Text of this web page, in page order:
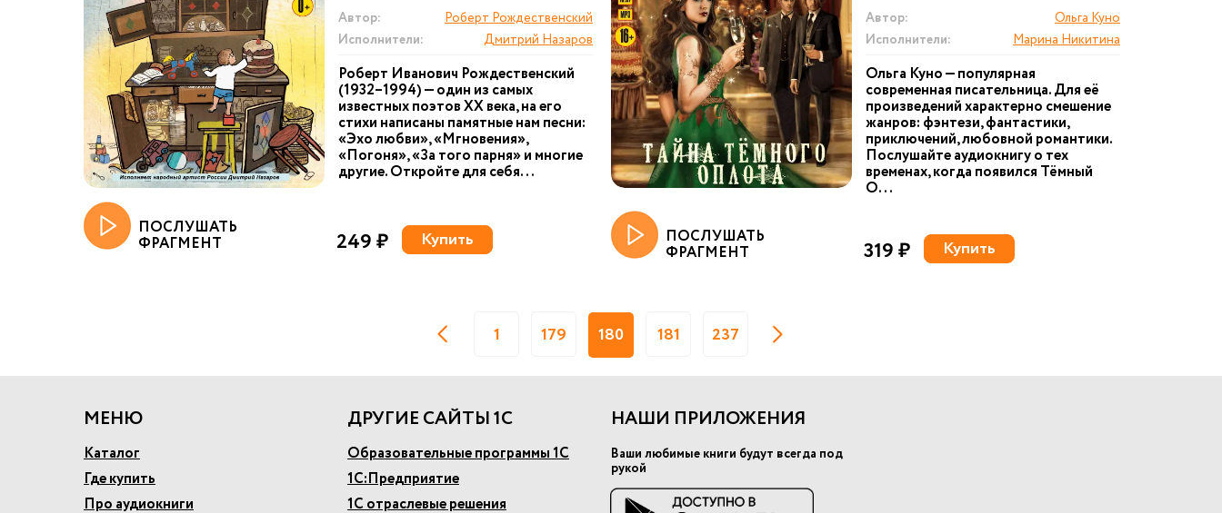
Автор:
Роберт Рождественский
Исполнители:
Дмитрий Назаров
Роберт Иванович Рождественский
(1932–1994) — один из самых
известных поэтов XX века, на его
стихи написаны памятные нам песни:
«Эхо любви», «Мгновения»,
«Погоня», «За того парня» и многие
другие. Откройте для себя...
ПОСЛУШАТЬ
ФРАГМЕНТ 249 ₽ Купить
Автор:
Ольга Куно
Исполнители:
Марина Никитина
Ольга Куно — популярная
современная писательница. Для её
произведений характерно смешение
жанров: фэнтези, фантастики,
приключений, любовной романтики.
Послушайте аудиокнигу о тех
временах, когда появился Тёмный
О...
ПОСЛУШАТЬ
ФРАГМЕНТ 319 ₽ Купить
1 179 180 181 237
МЕНЮ
Каталог
Где купить
Про аудиокниги
ДРУГИЕ САЙТЫ 1С
Образовательные программы 1С
1С:Предприятие
1С отраслевые решения
НАШИ ПРИЛОЖЕНИЯ
Ваши любимые книги будут всегда под
рукой